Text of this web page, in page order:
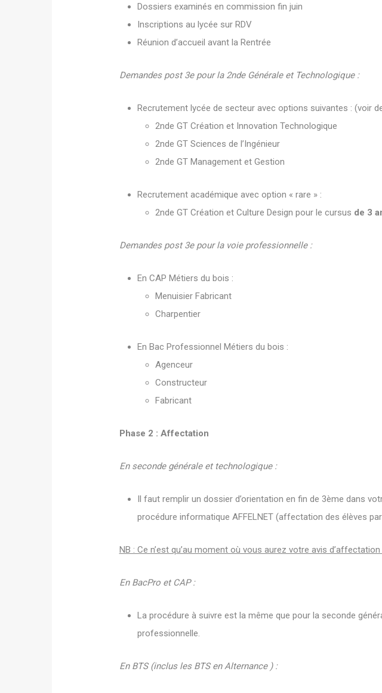
Dossiers examinés en commission fin juin
Inscriptions au lycée sur RDV
Réunion d’accueil avant la Rentrée
Demandes post 3e pour la 2nde Générale et Technologique :
Recrutement lycée de secteur avec options suivantes : (voir
2nde GT Création et Innovation Technologique
2nde GT Sciences de l’Ingénieur
2nde GT Management et Gestion
Recrutement académique avec option « rare » :
2nde GT Création et Culture Design pour le cursus de 3
Demandes post 3e pour la voie professionnelle :
En CAP Métiers du bois :
Menuisier Fabricant
Charpentier
En Bac Professionnel Métiers du bois :
Agenceur
Constructeur
Fabricant
Phase 2 : Affectation
En seconde générale et technologique :
Il faut remplir un dossier d’orientation en fin de 3ème dans
procédure informatique AFFELNET (affectation des élèves
NB : Ce n’est qu’au moment où vous aurez votre avis
En BacPro et CAP :
La procédure à suivre est la même que pour la seconde
professionnelle.
En BTS (inclus les BTS en Alternance ) :